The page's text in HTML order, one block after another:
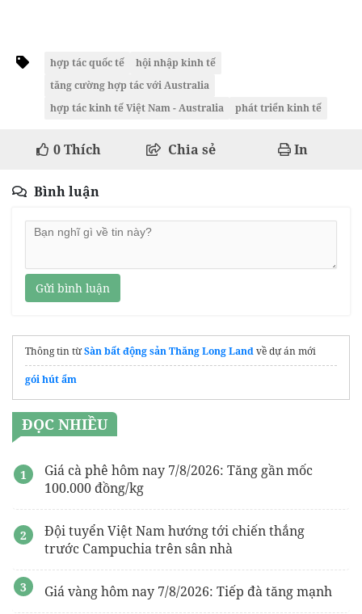
hợp tác quốc tế
hội nhập kinh tế
tăng cường hợp tác với Australia
hợp tác kinh tế Việt Nam - Australia
phát triển kinh tế
0Thích Chia sẻ In
Bình luận
Gửi bình luận
Thông tin từSàn bất động sản Thăng Long Landvề dự án mới
gói hút ẩm
ĐỌC NHIỀU
Giá cà phê hôm nay 7/8/2026: Tăng gần mốc
100.000 đồng/kg
Đội tuyển Việt Nam hướng tới chiến thắng
trước Campuchia trên sân nhà
Giá vàng hôm nay 7/8/2026: Tiếp đà tăng mạnh